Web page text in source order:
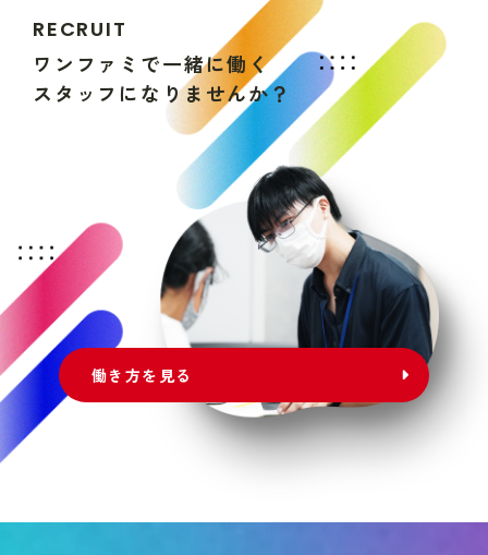
RECRUIT
ワ ン フ ァ ミ で一緒に働 く
ス タ ッ フ にな りま せんか？
働き方を見る